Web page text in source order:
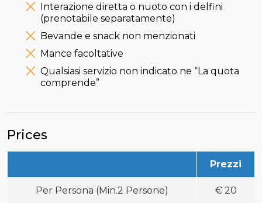
Interazione diretta o nuoto con i delfini
(prenotabile separatamente)
Bevande e snack non menzionati
Mance facoltative
Qualsiasi servizio non indicato ne “La quota
comprende”
Prices
Prezzi
Per Persona (Min.2 Persone) € 20